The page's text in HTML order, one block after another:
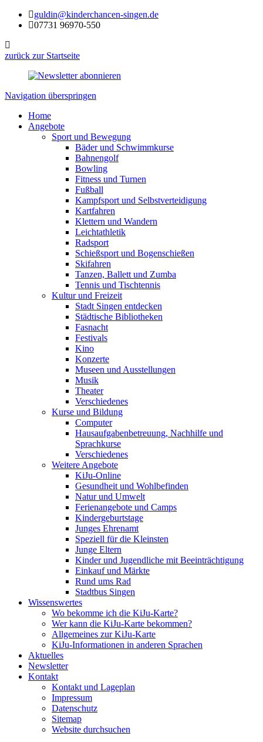
guldin@kinderchancen-singen.de
07731 96970-550
zurück zur Startseite
Navigation überspringen
Home
Angebote
Sport und Bewegung
Bäder und Schwimmkurse
Bahnengolf
Bowling
Fitness und Turnen
Fußball
Kampfsport und Selbstverteidigung
Kartfahren
Klettern und Wandern
Leichtathletik
Radsport
Schießsport und Bogenschießen
Skifahren
Tanzen, Ballett und Zumba
Tennis und Tischtennis
Kultur und Freizeit
Stadt Singen entdecken
Städtische Bibliotheken
Fasnacht
Festivals
Kino
Konzerte
Museen und Ausstellungen
Musik
Theater
Verschiedenes
Kurse und Bildung
Computer
Hausaufgabenbetreuung, Nachhilfe und
Sprachkurse
Verschiedenes
Weitere Angebote
KiJu-Online
Gesundheit und Wohlbefinden
Natur und Umwelt
Ferienangebote und Camps
Kindergeburtstage
Junges Ehrenamt
Speziell für die Kleinsten
Junge Eltern
Kinder und Jugendliche mit Beeinträchtigung
Einkauf und Märkte
Rund ums Rad
Stadtbus Singen
Wissenswertes
Wo bekomme ich die KiJu-Karte?
Wer kann die KiJu-Karte bekommen?
Allgemeines zur KiJu-Karte
KiJu-Informationen in anderen Sprachen
Aktuelles
Newsletter
Kontakt
Kontakt und Lageplan
Impressum
Datenschutz
Sitemap
Website durchsuchen